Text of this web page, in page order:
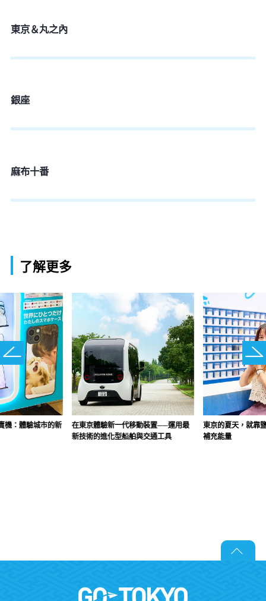
東京＆丸之內
銀座
麻布十番
了解更多
機：體驗城市的新
在東京體驗新一代移動裝置──運用最
新技術的進化型船舶與交通工具
東京的夏天，就靠
補充能量